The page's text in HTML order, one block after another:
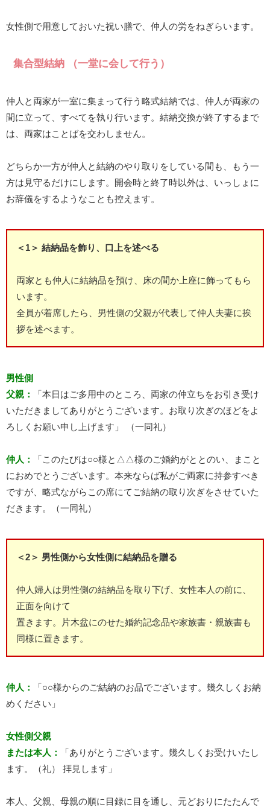
女性側で用意しておいた祝い膳で、仲人の労をねぎらいます。
集合型結納 （一堂に会して行う）
仲人と両家が一室に集まって行う略式結納では、仲人が両家の
間に立って、すべてを執り行います。結納交換が終了するまで
は、両家はことばを交わしません。
どちらか一方が仲人と結納のやり取りをしている間も、もう一
方は見守るだけにします。開会時と終了時以外は、いっしょに
お辞儀をするようなことも控えます。
＜1＞ 結納品を飾り、口上を述べる
両家とも仲人に結納品を預け、床の間か上座に飾ってもら
います。
全員が着席したら、男性側の父親が代表して仲人夫妻に挨
拶を述べます。
男性側
父親：
「本日はご多用中のところ、両家の仲立ちをお引き受け
いただきましてありがとうございます。お取り次ぎのほどをよ
ろしくお願い申し上げます」 （一同礼）
仲人：
「このたびは○○様と△△様のご婚約がととのい、まこと
におめでとうございます。本来ならば私がご両家に持参すべき
ですが、略式ながらこの席にてご結納の取り次ぎをさせていた
だきます。（一同礼）
＜2＞ 男性側から女性側に結納品を贈る
仲人婦人は男性側の結納品を取り下げ、女性本人の前に、
正面を向けて
置きます。片木盆にのせた婚約記念品や家族書・親族書も
同様に置きます。
仲人：
「○○様からのご結納のお品でございます。幾久しくお納
めください」
女性側父親
または本人：
「ありがとうございます。幾久しくお受けいたし
ます。（礼） 拝見します」
本人、父親、母親の順に目録に目を通し、元どおりにたたんで